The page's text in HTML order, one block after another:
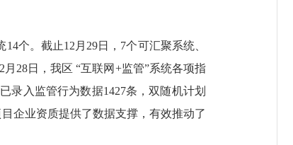
个。截止12月29日，7个可汇聚系统、
28日，我区 “互联网+监管”系统各项指
录入监管行为数据1427条，双随机计划
企业资质提供了数据支撑，有效推动了